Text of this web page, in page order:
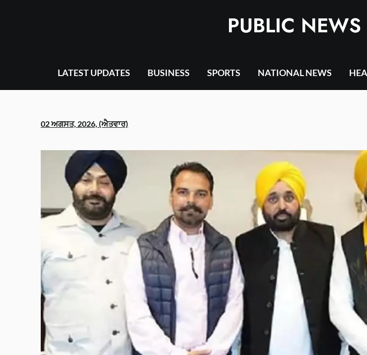
PUBLIC NEWS
LATEST UPDATES BUSINESS SPORTS NATIONAL NEWS
02 ਅਗਸਤ, 2026, (ਐਤਵਾਰ)